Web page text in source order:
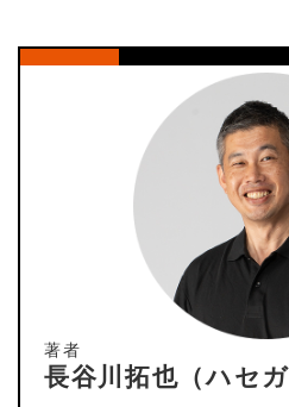
著者
長谷川拓也（ハセ